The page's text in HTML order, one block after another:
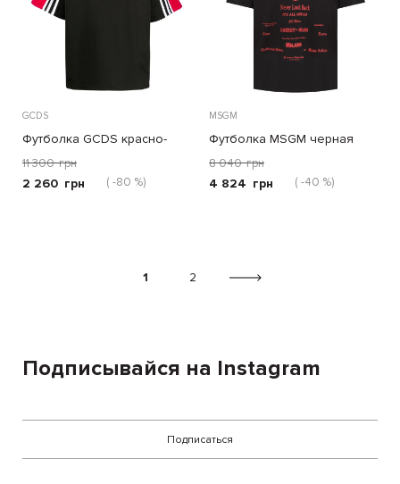
GCDS
Футболка GCDS красно-
черная
11 300 грн
2 260 грн ( -80 %)
MSGM
Футболка MSGM черная
8 040 грн
4 824 грн ( -40 %)
1 2
Подписывайся на Instagram
Подписаться